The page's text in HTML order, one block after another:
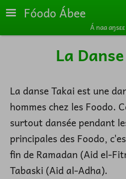
Skip to main content
Fóodo Ábee
Á naa
La
La danse Takai est une
hommes chez les Foodo.
surtout dansée pendant
principales des Foodo,
fin de Ramadan (Aid el-
Tabaski (Aid al-Adha).